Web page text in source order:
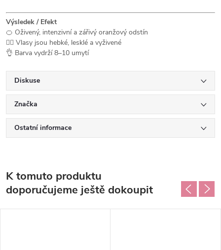
Výsledek / Efekt
🍊 Oživený, intenzivní a zářivý oranžový odstín
💆‍♀️ Vlasy jsou hebké, lesklé a vyživené
👌 Barva vydrží 8–10 umytí
Diskuse
Značka
Ostatní informace
K tomuto produktu
doporučujeme ještě dokoupit